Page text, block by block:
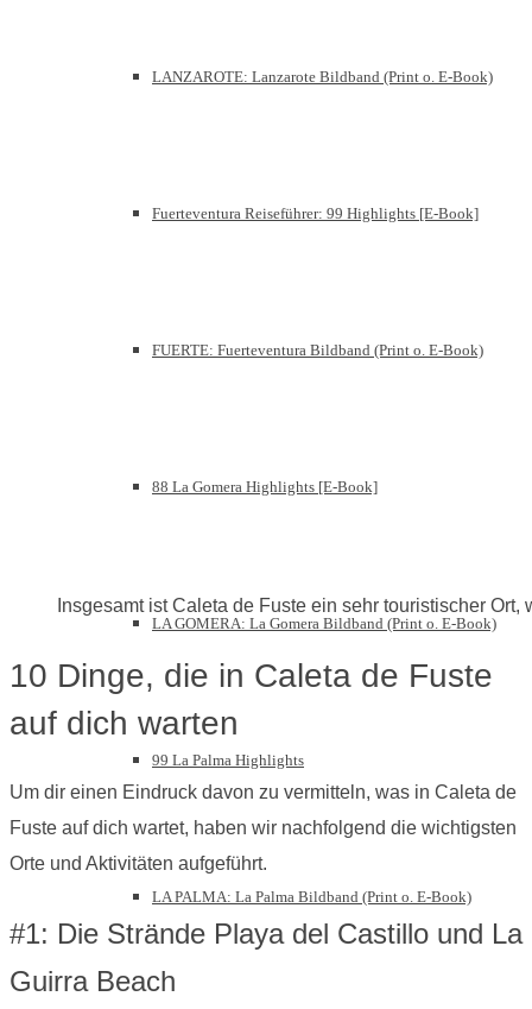
LANZAROTE: Lanzarote Bildband (Print o. E-Book)
Fuerteventura Reiseführer: 99 Highlights [E-Book]
FUERTE: Fuerteventura Bildband (Print o. E-Book)
88 La Gomera Highlights [E-Book]
LA GOMERA: La Gomera Bildband (Print o. E-Book)
99 La Palma Highlights
LA PALMA: La Palma Bildband (Print o. E-Book)
Insgesamt ist Caleta de Fuste ein sehr touristischer
10 Dinge, die in Caleta de Fuste
auf dich warten
Um dir einen Eindruck davon zu vermitteln, was in Caleta de
Fuste auf dich wartet, haben wir nachfolgend die wichtigsten
Orte und Aktivitäten aufgeführt.
#1: Die Strände Playa del Castillo und La
Guirra Beach